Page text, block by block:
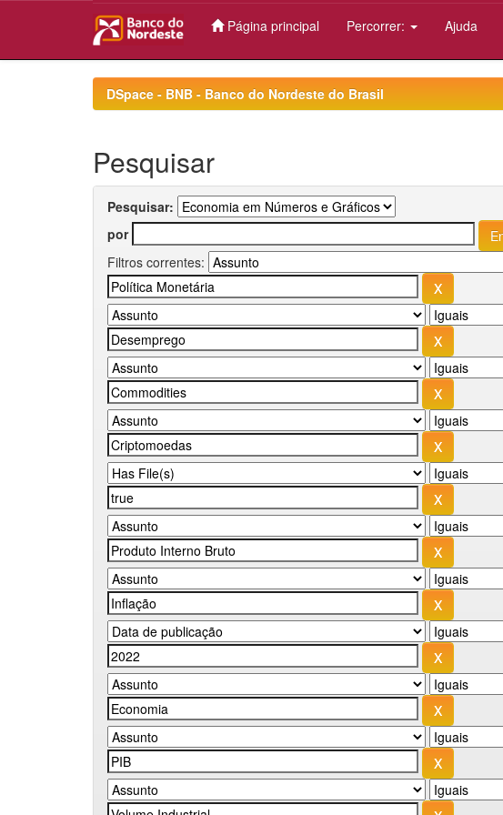
Página principal Percorrer: Ajuda
DSpace - BNB - Banco do Nordeste do Brasil
Pesquisar
Pesquisar:
por
Filtros correntes: